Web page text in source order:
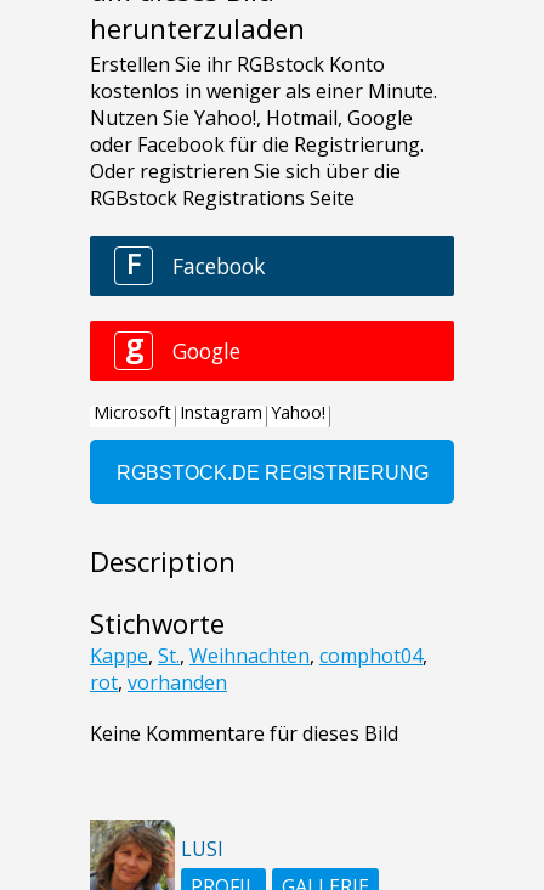
herunterzuladen
Description
Stichworte
Kappe, St., Weihnachten, comphot04,
rot, vorhanden
Keine Kommentare für dieses Bild
LUSI